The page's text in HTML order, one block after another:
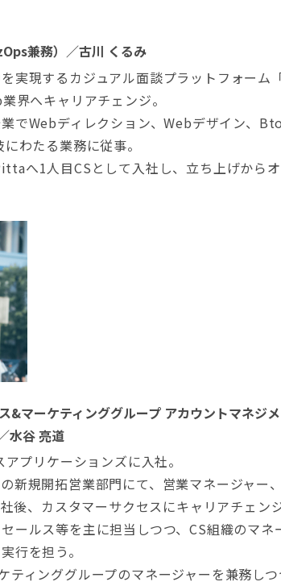
兼務）／古川 くるみ
実現するカジュアル面談プラットフォー
界へキャリアチェンジ。
でWebディレクション、Webデザイン、
わたる業務に従事。
へ1人目CSとして入社し、立ち上げから
&マーケティンググループ アカウントマネジ
水谷 亮道
プリケーションズに入社。
新規開拓営業部門にて、営業マネージャー
後、カスタマーサクセスにキャリアチェン
ールス等を主に担当しつつ、CS組織のマ
行を担う。
ティンググループのマネージャーを兼務し